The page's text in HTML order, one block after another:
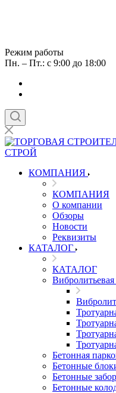
Режим работы
Пн. – Пт.: с 9:00 до 18:00
КОМПАНИЯ
КОМПАНИЯ
О компании
Обзоры
Новости
Реквизиты
КАТАЛОГ
КАТАЛОГ
Вибролитьевая
Бетонная
Бетонные
Бетонные
Бетонные